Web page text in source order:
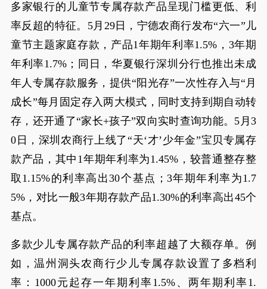
多家银行的儿童节专属存款产品呈现门槛更低、利
率反超的特征。5月29日，宁德农商行发布“六一”儿
童节主题家庭存款，产品1年期年利率1.5%，3年期
年利率1.7%；同日，华夏银行深圳分行也推出未成
年人专属存款服务，提供“阳光存”一次性存入与“月
成长”每月固定存入两大模式，同时支持到期自动转
存，还开通了“家长+孩子”双向实时查询功能。5月3
0日，深圳农商行上线了“天‘才’少年金”宝贝专属存
款产品，其中1年期年利率为1.45%，较普通整存整
取1.15%的利率高出30个基点；3年期年利率为1.7
5%，对比一般3年期存款产品1.30%的利率高出45个
基点。
多款少儿专属存款产品的利率超越了大额存单。例
如，温州洞头农商行少儿专属存款设置了多档利
率：1000元起存一年期利率1.5%、两年期利率1.